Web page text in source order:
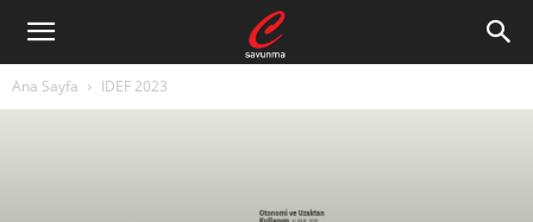
Ana Sayfa IDEF 2023